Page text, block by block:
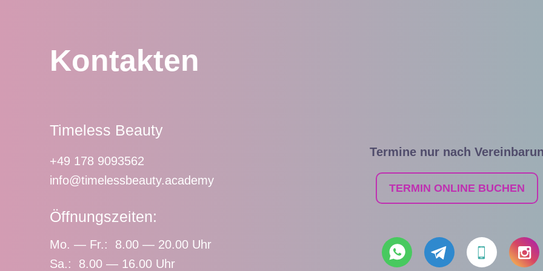
Kontakten
Timeless Beauty
+49 178 9093562
info@timelessbeauty.academy
Öffnungszeiten:
Mo. — Fr.: 8.00 — 20.00 Uhr
Sa.: 8.00 — 16.00 Uhr
Termine nur nach
TERMIN ONLINE BUCHEN